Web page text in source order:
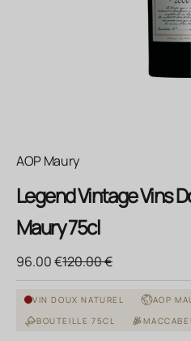
AOP Maury
Legend Vintage Vins
Maury 75cl
Prix de vente
96.00 €Prix normal
120.00 €
VIN DOUX NATUREL AOP
BOUTEILLE 75CL